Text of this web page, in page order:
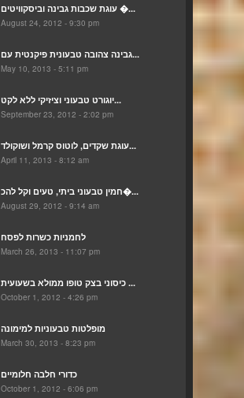
עוגת שכבות גבינה וביסקוויטים �...
August 24, 2012 - 9:30 pm
גבינה צהובה טבעונית פיקנטית עם...
May 10, 2013 - 5:11 pm
יוגורט טבעוני וציזיקי ללא לקט...
September 23, 2012 - 2:02 pm
עוגת שקדים, לוטוס קרמל ושוקולד...
April 11, 2013 - 8:12 am
חמין טבעוני ביתי, טעים וקל להכ�...
August 29, 2012 - 9:14 am
לחמניות כשרות לפסח
March 26, 2013 - 11:07 pm
כיסוני בצק טופו ממולא בשעועית ...
October 1, 2012 - 4:26 pm
מופלטות טבעוניות למימונה
March 30, 2013 - 8:23 pm
כדורי חלבה חלומיים
October 1, 2012 - 6:06 pm